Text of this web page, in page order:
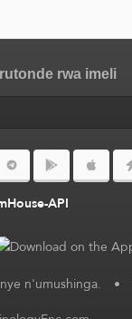
rwa imeli
API
n'umushinga. •